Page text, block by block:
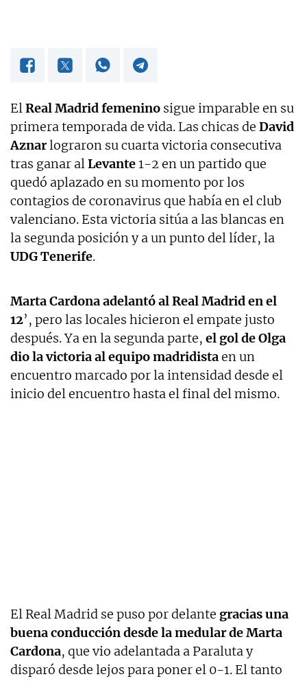
ElReal Madrid femenino sigue imparable en su
primera temporada de vida. Las chicas de David
Aznarlograron su cuarta victoria consecutiva
tras ganar alLevante1-2 en un partido que
quedó aplazado en su momento por los
contagios de coronavirus que había en el club
valenciano. Esta victoria sitúa a las blancas en
la segunda posición y a un punto del líder, la
UDG Tenerife.
Marta Cardona adelantó al Real Madrid en el
12’, pero las locales hicieron el empate justo
después. Ya en la segunda parte, el gol de Olga
dio la victoria al equipo madridistaen un
encuentro marcado por la intensidad desde el
inicio del encuentro hasta el final del mismo.
El Real Madrid se puso por delante gracias una
buena conducción desde la medular de Marta
Cardona, que vio adelantada a Paraluta y
disparó desde lejos para poner el 0-1. El tanto